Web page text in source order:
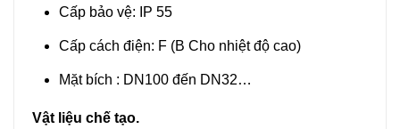
Cấp bảo vệ: IP 55
Cấp cách điện: F (B Cho nhiệt độ cao)
Mặt bích : DN100 đến DN32…
Vật liệu chế tạo.